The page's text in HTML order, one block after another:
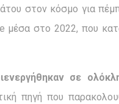
στον κόσμο για
μέσα στο 2022, που
σε
πηγή που